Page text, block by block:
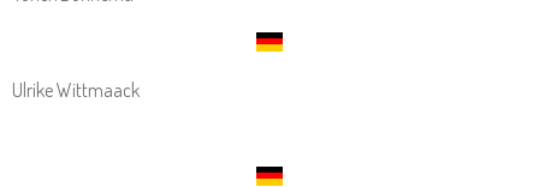
Ulrike Wittmaack